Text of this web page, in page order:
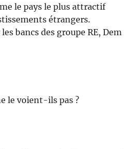
le pays le plus attractif
étrangers.
bancs des groupe RE, Dem
le voient-ils pas ?